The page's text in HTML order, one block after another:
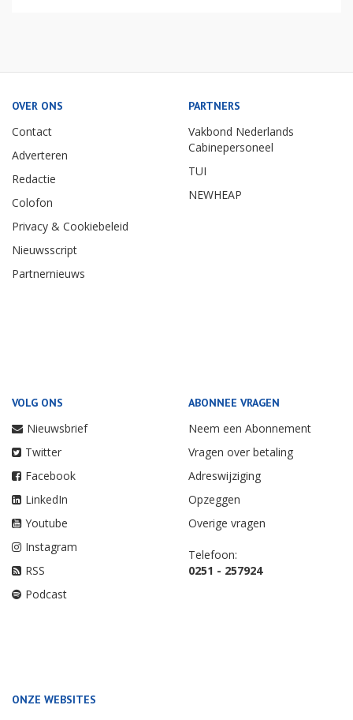
OVER ONS
Contact
Adverteren
Redactie
Colofon
Privacy & Cookiebeleid
Nieuwsscript
Partnernieuws
PARTNERS
Vakbond Nederlands
Cabinepersoneel
TUI
NEWHEAP
VOLG ONS
Nieuwsbrief
Twitter
Facebook
LinkedIn
Youtube
Instagram
RSS
Podcast
ABONNEE VRAGEN
Neem een Abonnement
Vragen over betaling
Adreswijziging
Opzeggen
Overige vragen
Telefoon:
0251 - 257924
ONZE WEBSITES